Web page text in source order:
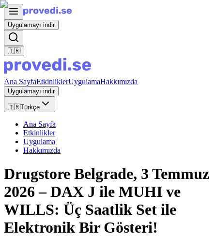
Uygulamayı indir
🇹🇷
Ana SayfaEtkinliklerUygulamaHakkımızda
Uygulamayı indir
🇹🇷Türkçe
Ana Sayfa
Etkinlikler
Uygulama
Hakkımızda
Drugstore Belgrade, 3 Temmuz
2026 – DAX J ile MUHI ve
WILLS: Üç Saatlik Set ile
Elektronik Bir Gösteri!